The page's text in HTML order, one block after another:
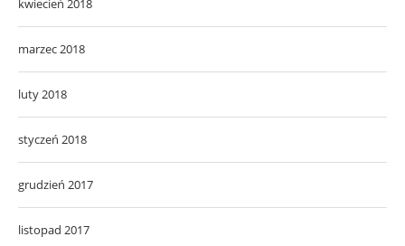
kwiecień 2018
marzec 2018
luty 2018
styczeń 2018
grudzień 2017
listopad 2017